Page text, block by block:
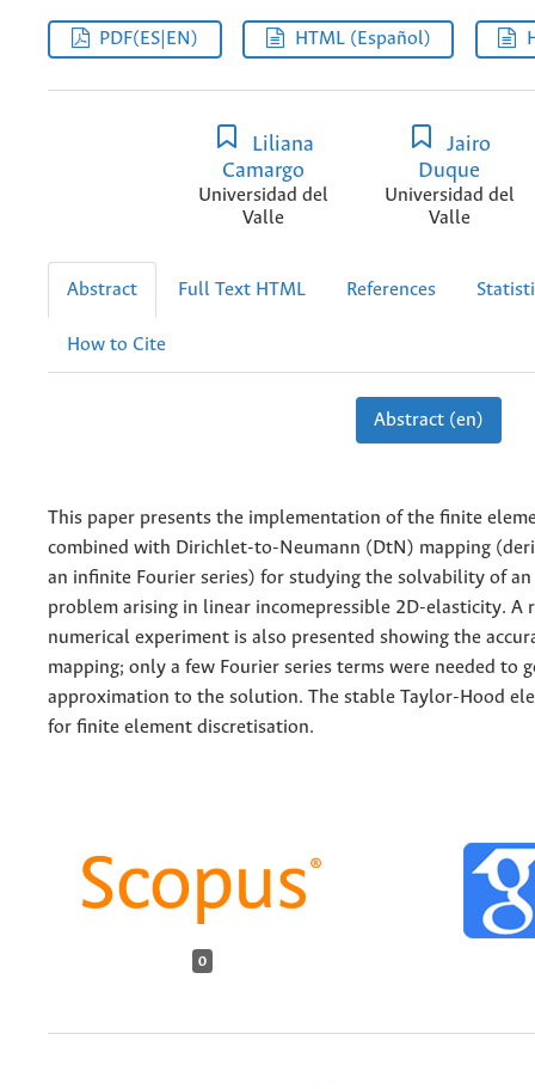
PDF(ES|EN) HTML (Español)
Liliana
Camargo
Universidad del
Valle
Jairo
Duque
Universidad del
Valle
Abstract Full Text HTML References
How to Cite
Abstract (en)
This paper presents the implementation of the finite
combined with Dirichlet-to-Neumann (DtN) mapping
an infinite Fourier series) for studying the solvability of
problem arising in linear incomepressible 2D-elasticity. A
numerical experiment is also presented showing the
mapping; only a few Fourier series terms were needed to
approximation to the solution. The stable Taylor-Hood
for finite element discretisation.
0